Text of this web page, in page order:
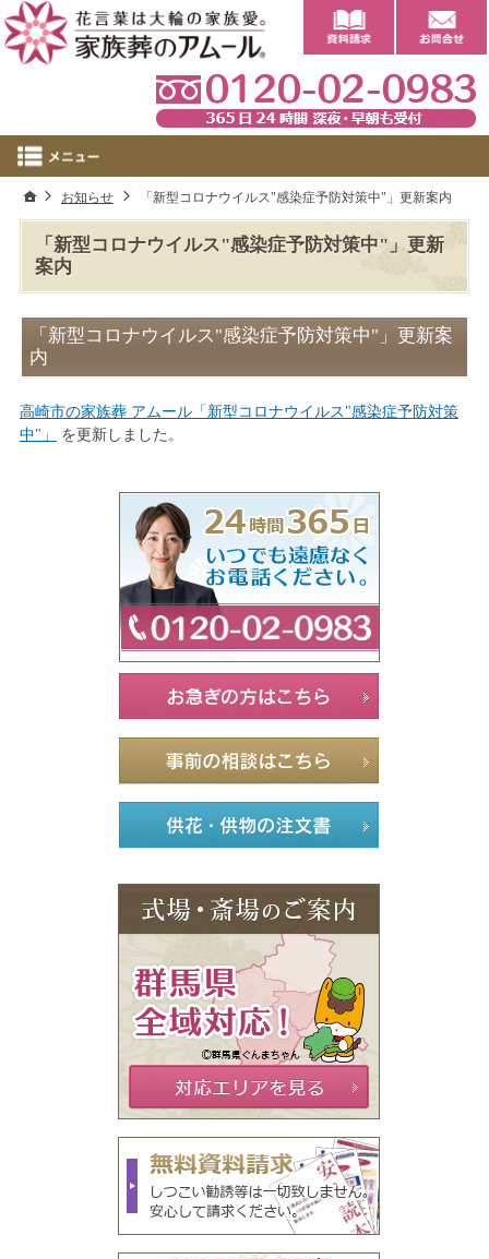
「新型コロナウイルス"感染症予防対策中"」更新
案内
「新型コロナウイルス"感染症予防対策中"」更新案
内
高崎市の家族葬 アムール「新型コロナウイルス"感染症予防対策
中"」
を更新しました。
ホーム
お知らせ 「新型コロナウイルス"感染症予防対策中"」更新案内